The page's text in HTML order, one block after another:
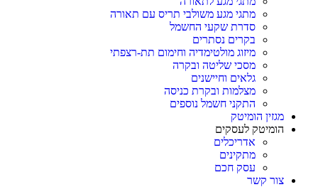
מתגי מגע משולבי תריס עם תאורה
סדרת שקעי החשמל
בקרים נסתרים
מיזוג מולטימדיה וחימום תת-רצפתי
מסכי שליטה ובקרה
גלאים וחיישנים
מצלמות ובקרת כניסה
התקני חשמל נוספים
מגזין הומיטק
הומיטק לעסקים
אדריכלים
מתקינים
עסק חכם
צור קשר